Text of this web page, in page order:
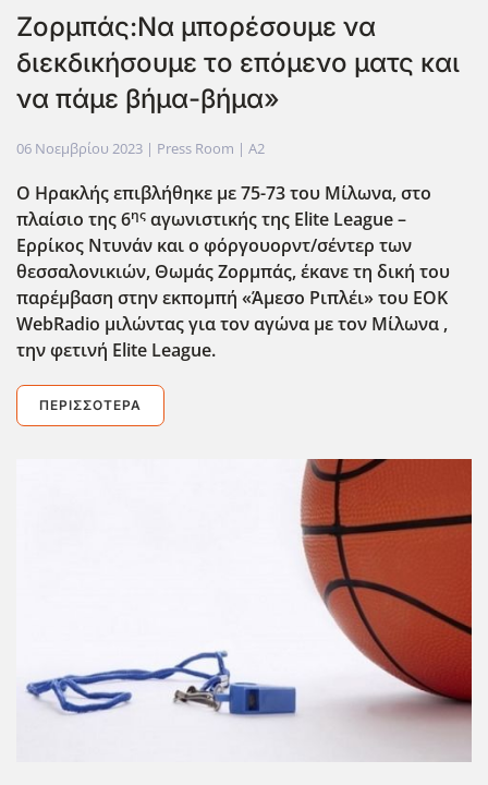
Ζορμπάς:Να μπορέσουμε να
διεκδικήσουμε το επόμενο ματς και
να πάμε βήμα-βήμα»
06 Νοεμβρίου 2023 | Press Room | A2
Ο Ηρακλής επιβλήθηκε με 75-73 του Μίλωνα, στο
πλαίσιο της 6ης αγωνιστικής της Elite League –
Ερρίκος Ντυνάν και ο φόργουορντ/σέντερ των
θεσσαλονικιών, Θωμάς Ζορμπάς, έκανε τη δική του
παρέμβαση στην εκπομπή «Άμεσο Ριπλέι» του ΕΟΚ
WebRadio μιλώντας για τον αγώνα με τον Μίλωνα ,
την φετινή Elite League.
ΠΕΡΙΣΣΌΤΕΡΑ